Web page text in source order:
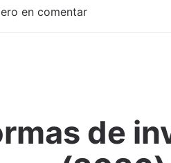
en comentar
de